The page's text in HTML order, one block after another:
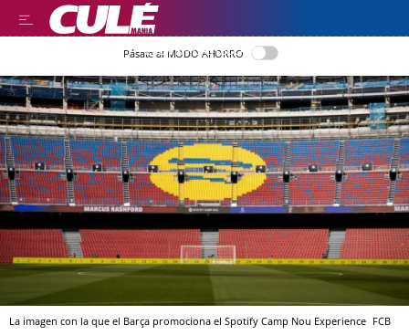
LEER EN CASTELLANO
Pásate al MODO AHORRO
La imagen con la que el Barça promociona el Spotify Camp Nou Experience FCB